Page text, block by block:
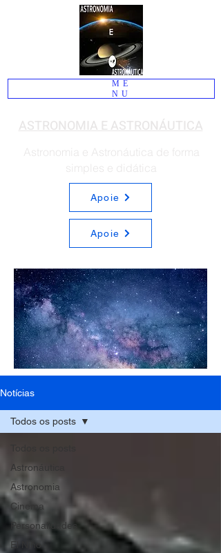
ASTRONOMIA E ASTRONÁUTICA
ME
NU
Astronomia e Astronáutica de forma
simples e didática
Apoie
Apoie
Notícias
Astronáutica
Astronomia
Cinema
Personalidades
El Niño
Todos os posts